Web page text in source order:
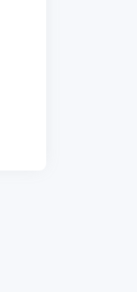
福